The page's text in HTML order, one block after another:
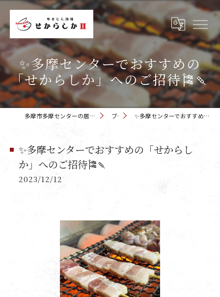
✨多摩センターでおすすめの
「せからしか」へのご招待🎏🍡
多摩市多摩センターの居酒屋 せからしか 多摩センター店 ブログ ✨多摩センターでおすすめの「せからしか」へのご招待🎏🍡
✨多摩センターでおすすめの「せからし
か」へのご招待🎏🍡
2023/12/12